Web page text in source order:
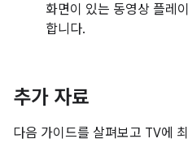
화면이 있는 동영상 플레
합니다.
추가 자료
다음 가이드를 살펴보고 TV에